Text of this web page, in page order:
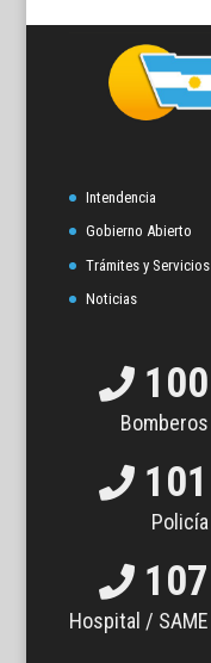
Intendencia
Gobierno Abierto
Trámites y Servicios
Noticias
100
Bomberos
101
Policía
107
Hospital / SAME